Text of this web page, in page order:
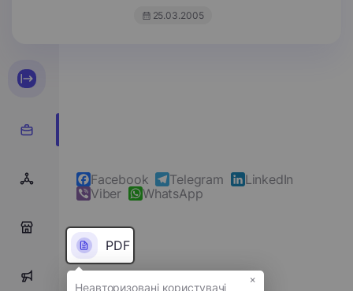
25.03.2005
Facebook Telegram
LinkedIn
Viber
WhatsApp
PDF
×